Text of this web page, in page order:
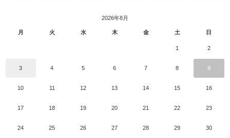
2026年8月
月 火 水 木 金 土 日
1 2
3 4 5 6 7 8 9
10 11 12 13 14 15 16
17 18 19 20 21 22 23
24 25 26 27 28 29 30